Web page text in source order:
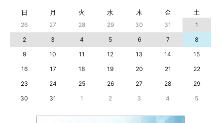
日 月 火 水 木 金 土
26 27 28 29 30 31
1
2
3 4 5 6 7
8
9
10 11 12 13 14
15
16
17 18 19 20 21
22
23
24 25 26 27 28
29
30
31 1 2 3 4 5